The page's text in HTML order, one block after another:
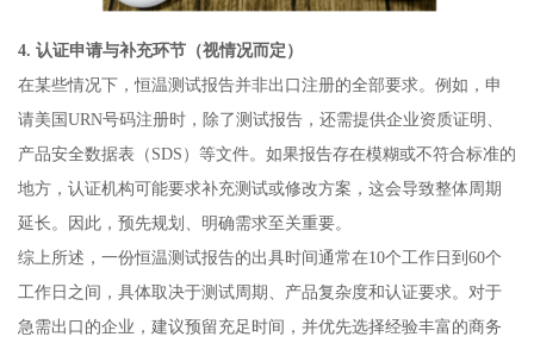
4. 认证申请与补充环节（视情况而定）
在某些情况下，恒温测试报告并非出口注册的全部要求。例如，申
请美国URN号码注册时，除了测试报告，还需提供企业资质证明、
产品安全数据表（SDS）等文件。如果报告存在模糊或不符合标准的
地方，认证机构可能要求补充测试或修改方案，这会导致整体周期
延长。因此，预先规划、明确需求至关重要。
综上所述，一份恒温测试报告的出具时间通常在10个工作日到60个
工作日之间，具体取决于测试周期、产品复杂度和认证要求。对于
急需出口的企业，建议预留充足时间，并优先选择经验丰富的商务